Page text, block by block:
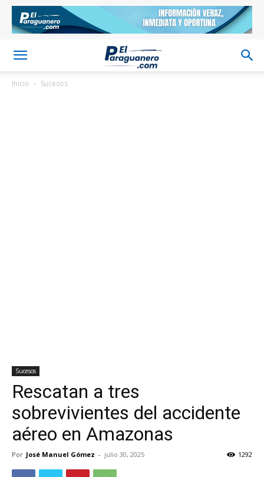
Inicio Sucesos
Sucesos
Rescatan a tres
sobrevivientes del accidente
aéreo en Amazonas
Por José Manuel Gómez - julio 30, 2025 1292